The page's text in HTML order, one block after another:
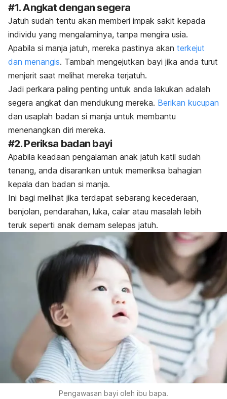
#1. Angkat dengan segera
Jatuh sudah tentu akan memberi impak sakit kepada
individu yang mengalaminya, tanpa mengira usia.
Apabila si manja jatuh, mereka pastinya akan terkejut
dan menangis. Tambah mengejutkan bayi jika anda turut
menjerit saat melihat mereka terjatuh.
Jadi perkara paling penting untuk anda lakukan adalah
segera angkat dan mendukung mereka. Berikan kucupan
dan usaplah badan si manja untuk membantu
menenangkan diri mereka.
#2. Periksa badan bayi
Apabila keadaan pengalaman anak jatuh katil sudah
tenang, anda disarankan untuk memeriksa bahagian
kepala dan badan si manja.
Ini bagi melihat jika terdapat sebarang kecederaan,
benjolan, pendarahan, luka, calar atau masalah lebih
teruk seperti anak demam selepas jatuh.
Pengawasan bayi oleh ibu bapa.